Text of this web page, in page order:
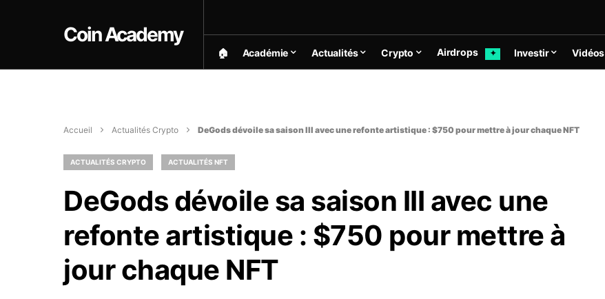
Coin Academy
🏠︎ Académie Actualités Crypto Airdrops ✦ Investir Vidéos
Accueil Actualités Crypto DeGods dévoile sa saison III avec une refonte artistique : $750 pour mettre à jour chaque NFT
ACTUALITÉS CRYPTO ACTUALITÉS NFT
DeGods dévoile sa saison III avec une
refonte artistique : $750 pour mettre à
jour chaque NFT